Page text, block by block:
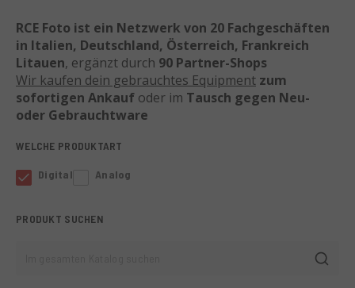
RCE Foto ist ein Netzwerk von 20 Fachgeschäften
in Italien, Deutschland, Österreich, Frankreich
Litauen, ergänzt durch 90 Partner-Shops
Wir kaufen dein gebrauchtes Equipment zum
sofortigen Ankauf oder im Tausch gegen Neu-
oder Gebrauchtware
WELCHE PRODUKTART
Digital Analog
PRODUKT SUCHEN